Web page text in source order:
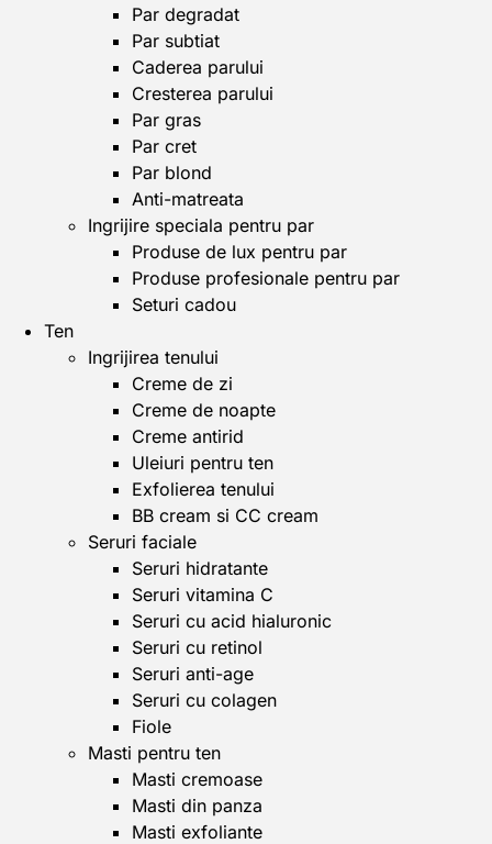
Par degradat
Par subtiat
Caderea parului
Cresterea parului
Par gras
Par cret
Par blond
Anti-matreata
Ingrijire speciala pentru par
Produse de lux pentru par
Produse profesionale pentru par
Seturi cadou
Ten
Ingrijirea tenului
Creme de zi
Creme de noapte
Creme antirid
Uleiuri pentru ten
Exfolierea tenului
BB cream si CC cream
Seruri faciale
Seruri hidratante
Seruri vitamina C
Seruri cu acid hialuronic
Seruri cu retinol
Seruri anti-age
Seruri cu colagen
Fiole
Masti pentru ten
Masti cremoase
Masti din panza
Masti exfoliante